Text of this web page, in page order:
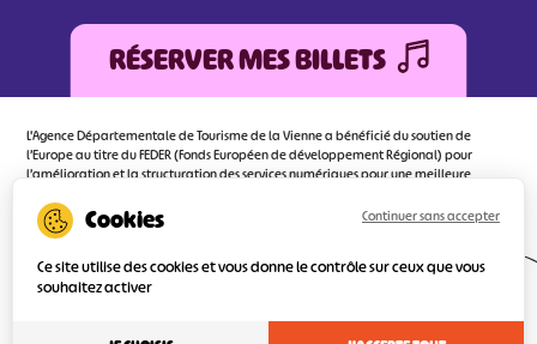
RÉSERVER MES BILLETS
L'Agence Départementale de Tourisme de la Vienne a bénéficié du soutien de
l’Europe au titre du FEDER (Fonds Européen de développement Régional) pour
l’amélioration et la structuration des services numériques pour une meilleure
d’orienter au mieux le visiteur.
Ce site utilise des cookies et vous donne le contrôle sur ceux que vous
souhaitez activer
Continuer sans accepter